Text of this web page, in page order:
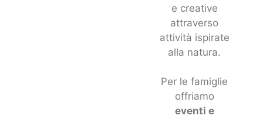
e creative
attraverso
attività ispirate
alla natura.
Per le famiglie
offriamo
eventi e